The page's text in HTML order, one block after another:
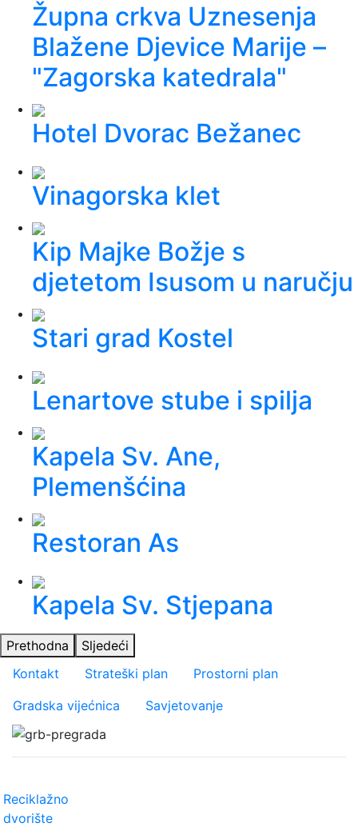
Župna crkva Uznesenja
Blažene Djevice Marije –
"Zagorska katedrala"
Hotel Dvorac Bežanec
Vinagorska klet
Kip Majke Božje s
djetetom Isusom u naručju
Stari grad Kostel
Lenartove stube i spilja
Kapela Sv. Ane,
Plemenšćina
Restoran As
Kapela Sv. Stjepana
Prethodna Sljedeći
Važniji linkovi
Kontakt Strateški plan
Prostorni plan
Gradska vijećnica
Savjetovanje
Reciklažno
dvorište